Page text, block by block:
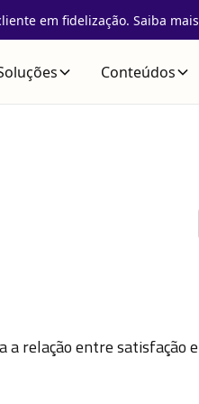
em fidelização. Saiba mais
Conteúdos